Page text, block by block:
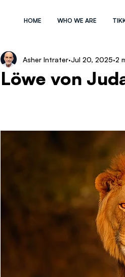
HOME WHO WE ARE
Löwe von
Asher Intrater Jul 20, 2025 2